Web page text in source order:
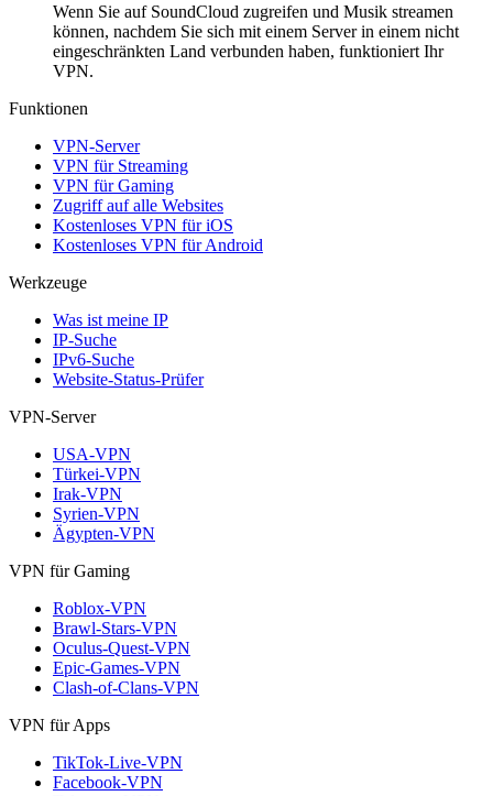
Wenn Sie auf SoundCloud zugreifen und Musik streamen
können, nachdem Sie sich mit einem Server in einem nicht
eingeschränkten Land verbunden haben, funktioniert Ihr
VPN.
Funktionen
VPN-Server
VPN für Streaming
VPN für Gaming
Zugriff auf alle Websites
Kostenloses VPN für iOS
Kostenloses VPN für Android
Werkzeuge
Was ist meine IP
IP-Suche
IPv6-Suche
Website-Status-Prüfer
VPN-Server
USA-VPN
Türkei-VPN
Irak-VPN
Syrien-VPN
Ägypten-VPN
VPN für Gaming
Roblox-VPN
Brawl-Stars-VPN
Oculus-Quest-VPN
Epic-Games-VPN
Clash-of-Clans-VPN
VPN für Apps
TikTok-Live-VPN
Facebook-VPN